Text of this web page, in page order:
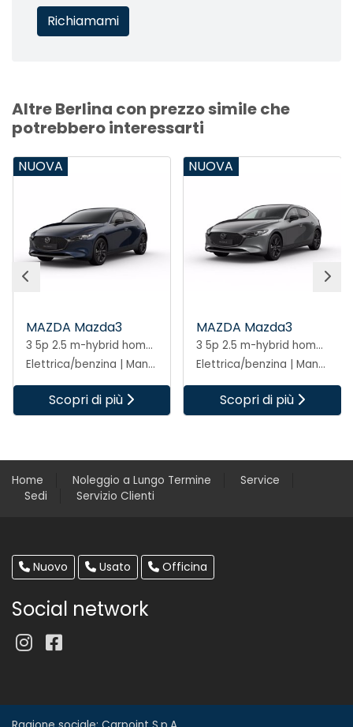
Altre Berlina con prezzo simile che
potrebbero interessarti
NUOVA
MAZDA Mazda3
3 5p 2.5 m-hybrid homura 140cv
Elettrica/benzina | Manuale
Scopri di più
NUOVA
MAZDA Mazda3
3 5p 2.5 m-hybrid homura 140cv
Elettrica/benzina | Manuale
Scopri di più
Home Noleggio a Lungo Termine
Service
Sedi
Servizio Clienti
Nuovo Usato Officina
Social network